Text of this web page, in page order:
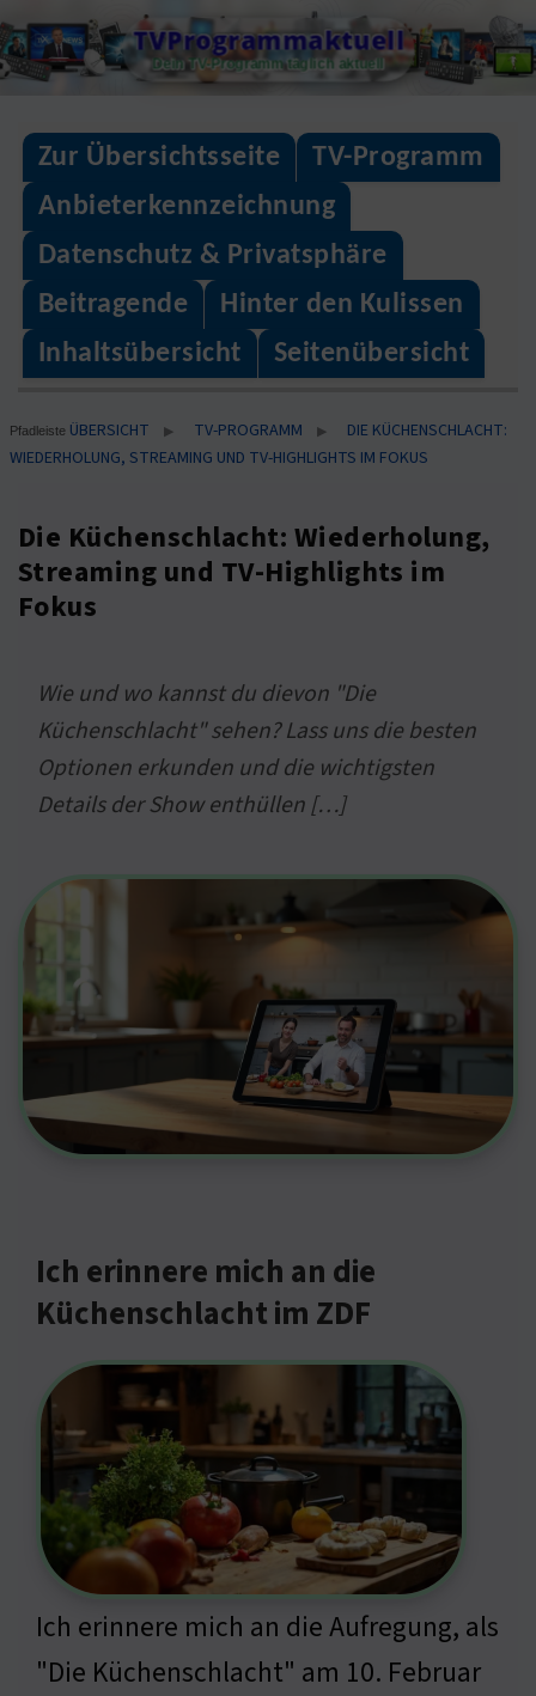
Skip
to
TVProgrammaktuell
Dein TV-Programm täglich aktuell
Zur Übersichtsseite
TV-Programm
Anbieterkennzeichnung
Datenschutz & Privatsphäre
Beitragende
Hinter den Kulissen
Inhaltsübersicht
Seitenübersicht
Pfadleiste ÜBERSICHT ▶ TV-PROGRAMM ▶
DIE KÜCHENSCHLACHT:
WIEDERHOLUNG, STREAMING UND TV-HIGHLIGHTS IM FOKUS
Die Küchenschlacht: Wiederholung,
Streaming und TV-Highlights im
Fokus
Wie und wo kannst du dievon "Die
Küchenschlacht" sehen? Lass uns die besten
Optionen erkunden und die wichtigsten
Details der Show enthüllen […]
Ich erinnere mich an die
Küchenschlacht im ZDF
Ich erinnere mich an die Aufregung, als
"Die Küchenschlacht" am 10. Februar